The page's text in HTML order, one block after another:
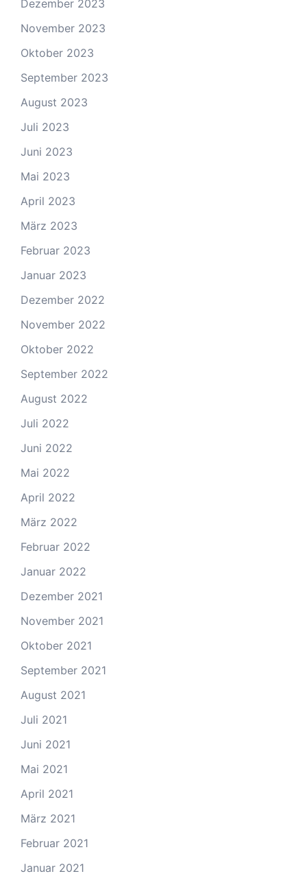
Dezember 2023
November 2023
Oktober 2023
September 2023
August 2023
Juli 2023
Juni 2023
Mai 2023
April 2023
März 2023
Februar 2023
Januar 2023
Dezember 2022
November 2022
Oktober 2022
September 2022
August 2022
Juli 2022
Juni 2022
Mai 2022
April 2022
März 2022
Februar 2022
Januar 2022
Dezember 2021
November 2021
Oktober 2021
September 2021
August 2021
Juli 2021
Juni 2021
Mai 2021
April 2021
März 2021
Februar 2021
Januar 2021